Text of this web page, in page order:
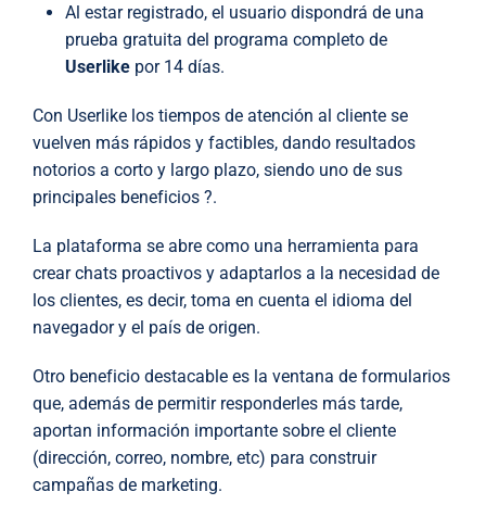
Al estar registrado, el usuario dispondrá de una
prueba gratuita del programa completo de
Userlike por 14 días.
Con Userlike los tiempos de atención al cliente se
vuelven más rápidos y factibles, dando resultados
notorios a corto y largo plazo, siendo uno de sus
principales beneficios ?.
La plataforma se abre como una herramienta para
crear chats proactivos y adaptarlos a la necesidad de
los clientes, es decir, toma en cuenta el idioma del
navegador y el país de origen.
Otro beneficio destacable es la ventana de formularios
que, además de permitir responderles más tarde,
aportan información importante sobre el cliente
(dirección, correo, nombre, etc) para construir
campañas de marketing.